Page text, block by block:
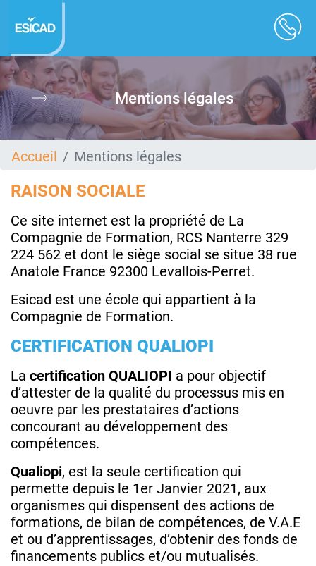
contenu
Mentions légales
Accueil Mentions légales
RAISON SOCIALE
Ce site internet est la propriété de La
Compagnie de Formation, RCS Nanterre 329
224 562 et dont le siège social se situe 38 rue
Anatole France 92300 Levallois-Perret.
Esicad est une école qui appartient à la
Compagnie de Formation.
CERTIFICATION QUALIOPI
La certification QUALIOPI a pour objectif
d’attester de la qualité du processus mis en
oeuvre par les prestataires d’actions
concourant au développement des
compétences.
Qualiopi, est la seule certification qui
permette depuis le 1er Janvier 2021, aux
organismes qui dispensent des actions de
formations, de bilan de compétences, de V.A.E
et ou d’apprentissages, d’obtenir des fonds de
financements publics et/ou mutualisés.